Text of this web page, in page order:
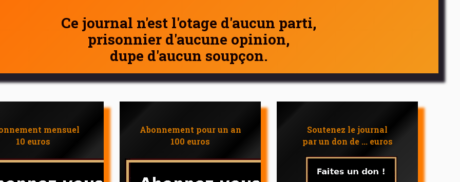
Ce journal n'est l'otage d'aucun parti,
prisonnier d'aucune opinion,
dupe d'aucun soupçon.
mensuel
10 euros
Abonnement pour un an
100 euros
Soutenez le journal
par un don de ... euros